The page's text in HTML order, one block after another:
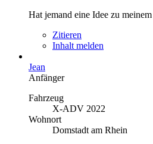
Hat jemand eine Idee zu
Zitieren
Inhalt melden
Jean
Anfänger
Fahrzeug
X-ADV 2022
Wohnort
Domstadt am Rhein